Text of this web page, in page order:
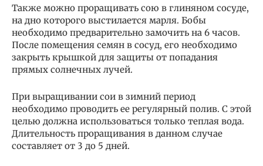
Также можно проращивать сою в глиняном сосуде,
на дно которого выстилается марля. Бобы
необходимо предварительно замочить на 6 часов.
После помещения семян в сосуд, его необходимо
закрыть крышкой для защиты от попадания
прямых солнечных лучей.
При выращивании сои в зимний период
необходимо проводить ее регулярный полив. С этой
целью должна использоваться только теплая вода.
Длительность проращивания в данном случае
составляет от 3 до 5 дней.